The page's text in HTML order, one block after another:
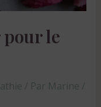
pour le
/ Par Marine /